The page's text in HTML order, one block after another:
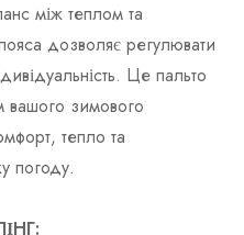
між теплом та
дозволяє регулювати
Це пальто
вашого зимового
тепло та
погоду.